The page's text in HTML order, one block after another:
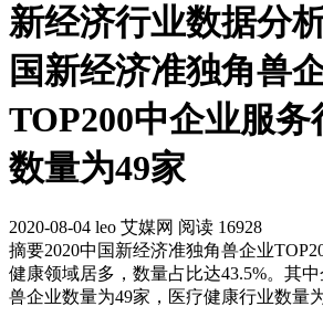
新经济行业数据分
国新经济准独角兽
TOP200中企业服
数量为49家
2020-08-04 leo 艾媒网 阅读 16928
摘要2020中国新经济准独角兽企业
健康领域居多，数量占比达43.5%。其
兽企业数量为49家，医疗健康行业数量为